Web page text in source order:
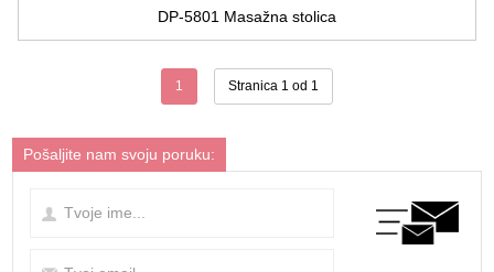
DP-5801 Masažna stolica
1 Stranica 1 od 1
Pošaljite nam svoju poruku: